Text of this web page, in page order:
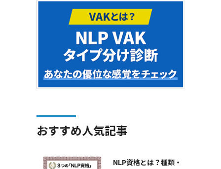
おすすめ人気記事
NLP資格とは？種類・